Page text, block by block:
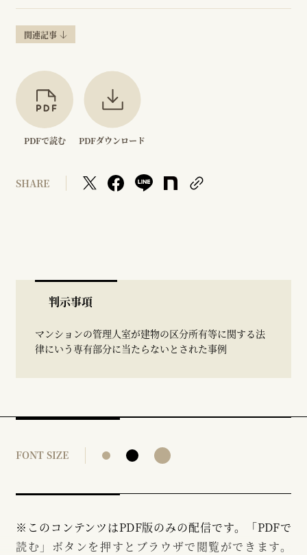
関連記事
PDFで読む PDFダウンロード
SHARE
判示事項
マンションの管理人室が建物の区分所有等に関する法
律にいう専有部分に当たらないとされた事例
FONT SIZE
※このコンテンツはPDF版のみの配信です。「PDFで
読む」ボタンを押すとブラウザで閲覧ができます。